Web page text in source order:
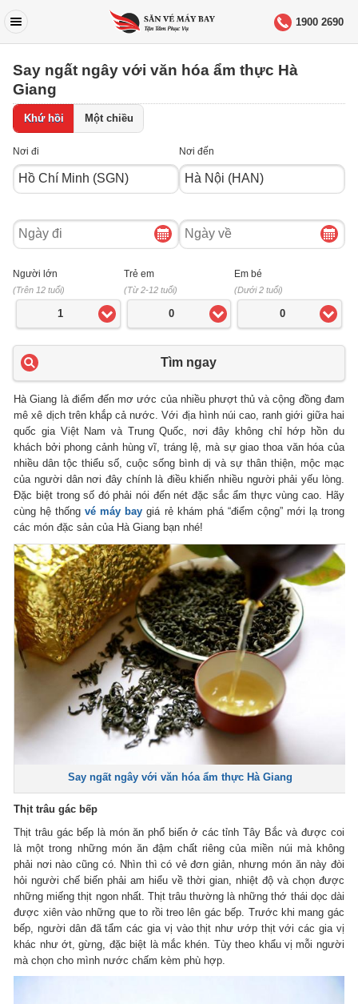
1900 2690
Say ngất ngây với văn hóa ẩm thực Hà
Giang
Khứ hồi Một chiều
Nơi đi Nơi đến
Ngày
đi
Ngày
về
Người lớn
(Trên 12 tuổi)
1
Trẻ em
(Từ 2-12 tuổi)
0
Em bé
(Dưới 2 tuổi)
0
Tìm ngay
Hà Giang là điểm đến mơ ước của nhiều phượt thủ và cộng đồng đam
mê xê dịch trên khắp cả nước. Với địa hình núi cao, ranh giới giữa hai
quốc gia Việt Nam và Trung Quốc, nơi đây không chỉ hớp hồn du
khách bởi phong cảnh hùng vĩ, tráng lệ, mà sự giao thoa văn hóa của
nhiều dân tộc thiểu số, cuộc sống bình dị và sự thân thiện, mộc mạc
của người dân nơi đây chính là điều khiến nhiều người phải yếu lòng.
Đặc biệt trong số đó phải nói đến nét đặc sắc ẩm thực vùng cao. Hãy
cùng hệ thốngvé máy bay giá rẻ khám phá “điểm cộng” mới lạ trong
các món đặc sản của Hà Giang bạn nhé!
Say ngất ngây với văn hóa ẩm thực Hà Giang
Thịt trâu gác bếp
Thịt trâu gác bếp là món ăn phổ biến ở các tỉnh Tây Bắc và được coi
là một trong những món ăn đậm chất riêng của miền núi mà không
phải nơi nào cũng có. Nhìn thì có vẻ đơn giản, nhưng món ăn này đòi
hỏi người chế biến phải am hiểu về thời gian, nhiệt độ và chọn được
những miếng thịt ngon nhất. Thịt trâu thường là những thớ thái dọc dài
được xiên vào những que to rồi treo lên gác bếp. Trước khi mang gác
bếp, người dân đã tẩm các gia vị vào thịt như ướp thịt với các gia vị
khác như ớt, gừng, đặc biệt là mắc khén. Tùy theo khẩu vị mỗi người
mà chọn cho mình nước chấm kèm phù hợp.